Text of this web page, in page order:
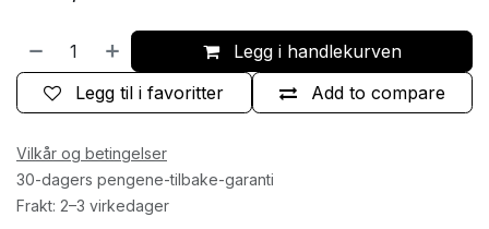
Legg i handlekurven
Add to compare
Legg til i favoritter
Vilkår og betingelser
30-dagers pengene-tilbake-garanti
Frakt: 2–3 virkedager